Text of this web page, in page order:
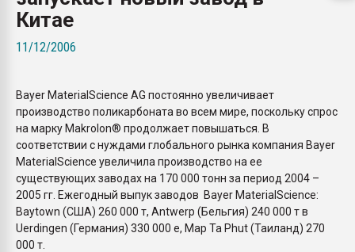
Продам отходы
Китае
11/12/2006
Bayer MaterialScience AG постоянно увеличивает
производство поликарбоната во всем мире, поскольку спрос
на марку Makrolon® продолжает повышаться. В
соответствии с нуждами глобального рынка компания Bayer
MaterialScience увеличила производство на ее
существующих заводах на 170 000 тонн за период 2004 –
2005 гг. Ежегодный выпук заводов Bayer MaterialScience:
Baytown (США) 260 000 т, Antwerp (Бельгия) 240 000 т в
Uerdingen (Германия) 330 000 е, Map Ta Phut (Таиланд) 270
000 т.